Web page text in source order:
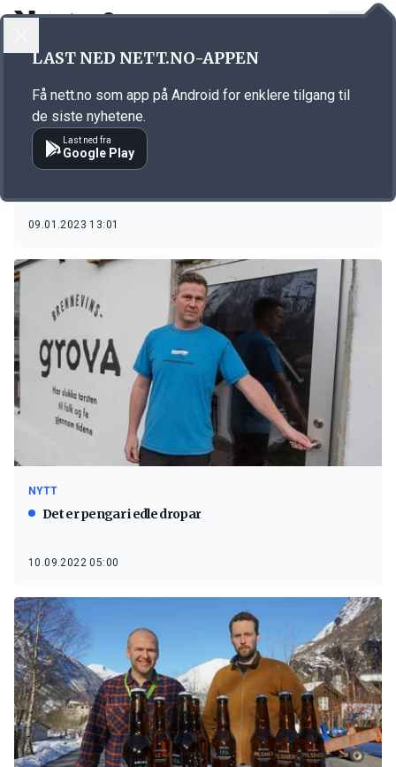
Emne: Brenneri- og
bryggeriresultat 2021
KORT FORTALT
09.01.2023 13:01
NYTT
Det er pengar i edle dropar
10.09.2022 05:00
LAST NED NETT.NO-APPEN
Få nett.no som app på Android for enklere tilgang til
de siste nyhetene.
Last ned fra
Google Play